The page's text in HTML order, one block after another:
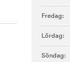
Fredag:
Lördag:
Söndag: